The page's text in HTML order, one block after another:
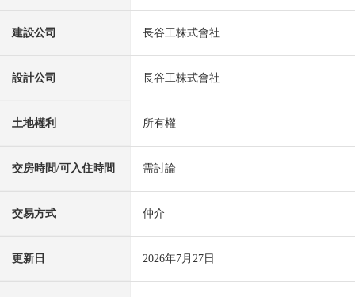
建設公司 長谷工株式會社
設計公司 長谷工株式會社
土地權利 所有權
交房時間/可入住時間 需討論
交易方式 仲介
更新日 2026年7月27日